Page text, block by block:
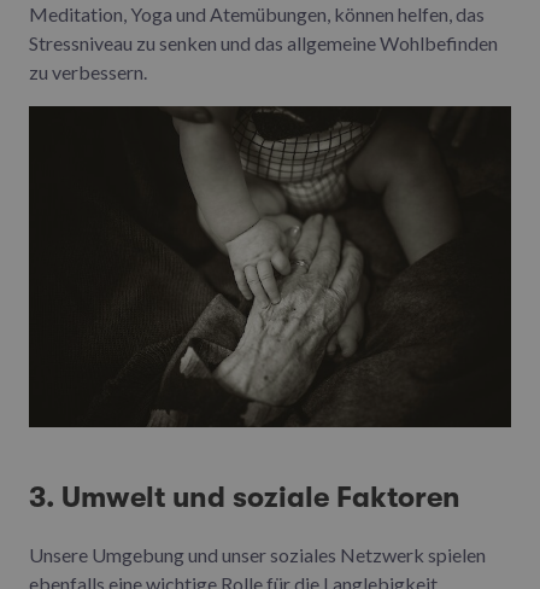
Meditation, Yoga und Atemübungen, können helfen, das
Stressniveau zu senken und das allgemeine Wohlbefinden
zu verbessern.
3. Umwelt und soziale Faktoren
Unsere Umgebung und unser soziales Netzwerk spielen
ebenfalls eine wichtige Rolle für die Langlebigkeit.